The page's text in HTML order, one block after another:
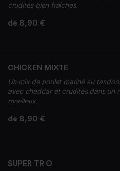
crudités bien fraîches.
de 8,90 €
CHICKEN MIXTE
Un mix de poulet mariné au
avec cheddar et crudités dans un
moelleux.
de 8,90 €
SUPER TRIO